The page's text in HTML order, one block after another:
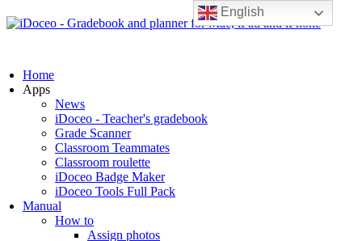
English
Home
Apps
News
iDoceo - Teacher's gradebook
Grade Scanner
Classroom Teammates
Classroom roulette
iDoceo Badge Maker
iDoceo Tools Full Pack
Manual
How to
Assign photos